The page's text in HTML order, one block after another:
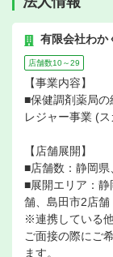
有限会社わか
店舗数10～29
【事業内容】
■保健調剤薬局
レジャー事業 (
【店舗展開】
■店舗数：静岡
■展開エリア：
舗、島田市2店舗
※連携している
ご面接の際にご
ます。